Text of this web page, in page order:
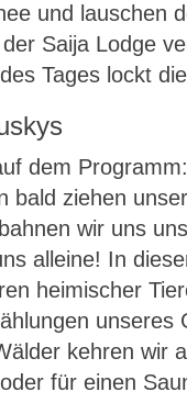
und lauschen
Saija Lodge
Tages lockt
dem
bald ziehen
wir uns
alleine! In
heimischer
kehren wir
für einen